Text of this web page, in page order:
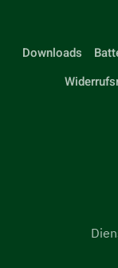
Downloads